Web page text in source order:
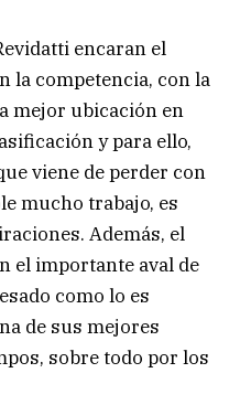
encaran el
la competencia, con la
mejor ubicación en
y para ello,
viene de perder con
mucho trabajo, es
Además, el
el importante aval de
como lo es
de sus mejores
sobre todo por los